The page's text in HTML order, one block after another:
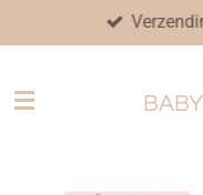
direct
de